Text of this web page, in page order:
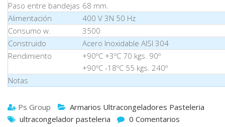
Paso entre bandejas 68 mm.
Alimentación
400 V 3N 50 Hz
Consumo w.
3500
Construido
Acero Inoxidable AISI 304
Rendimiento
+90ºC +3ºC 70 kgs. 90º
+90ºC -18ºC 55 kgs. 240º
Notas
Ps Group
Armarios Ultracongeladores Pasteleria
ultracongelador pasteleria
0 Comentarios